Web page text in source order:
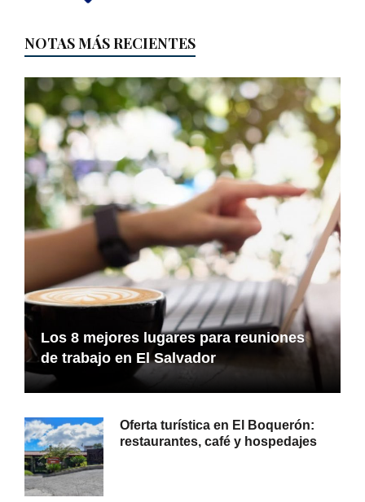
NOTAS MÁS RECIENTES
Los 8 mejores lugares para reuniones
de trabajo en El Salvador
Oferta turística en El Boquerón:
restaurantes, café y hospedajes